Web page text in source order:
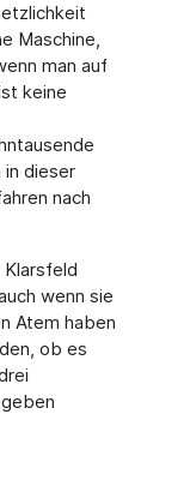
Maschine,
man auf
keine
dieser
nach
Klarsfeld
wenn sie
Atem haben
ob es